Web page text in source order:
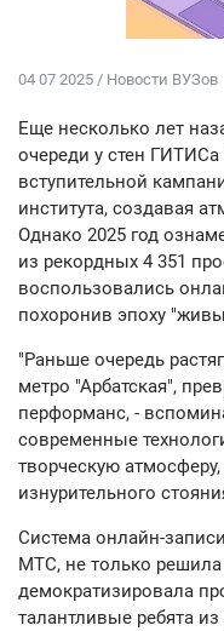
04 07 2025 / Новости ВУЗов
Еще несколько лет
очереди у стен
вступительной
института, создавая
Однако 2025 год
из рекордных 4 351
воспользовались
похоронив эпоху
"Раньше очередь
метро "Арбатская",
перформанс, -
современные
творческую
изнурительного
Система онлайн-
МТС, не только
демократизировала
талантливые ребята